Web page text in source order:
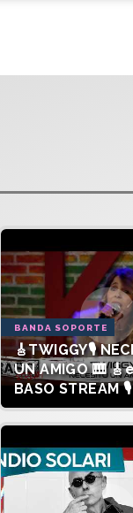
BANDA SOPORTE
🎸TWIGGY🎙️
UN AMIGO 🎹
BASO STREAM 🎙️